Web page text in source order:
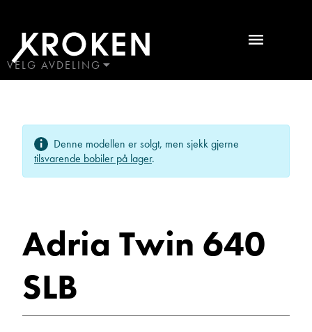
Twin
640
2020
Bobiler
VELG AVDELING
ÅLESUND
ÅNDALSNES Ta kontakt
Sted
Hva gjelder det?
Denne modellen er solgt, men sjekk gjerne
tilsvarende bobiler på lager.
Adria Twin 640
SLB